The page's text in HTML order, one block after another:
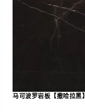
马可波罗岩板【撒哈拉黑】